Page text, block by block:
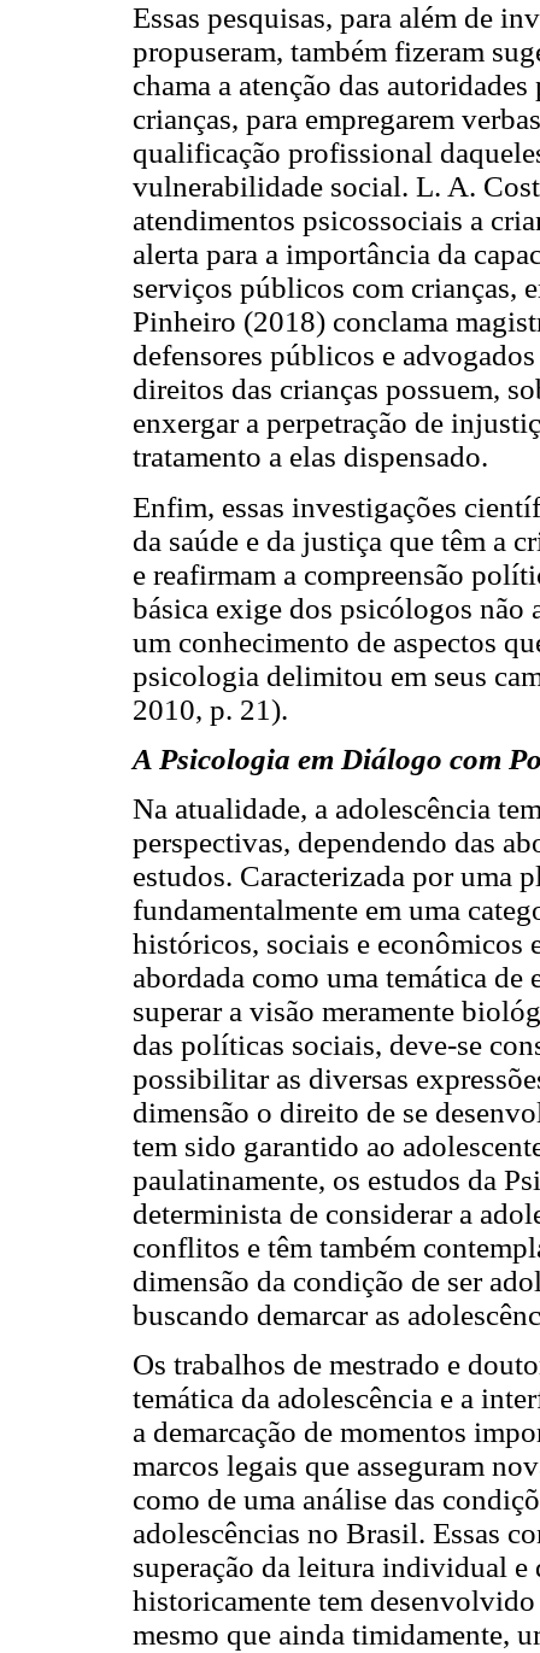
Essas pesquisas, para além de
propuseram, também fizeram
chama a atenção das
crianças, para empregarem
qualificação profissional
vulnerabilidade social. L. A.
atendimentos psicossociais a
alerta para a importância da
serviços públicos com crianças,
Pinheiro (2018) conclama
defensores públicos e
direitos das crianças possuem,
enxergar a perpetração de
tratamento a elas dispensado.
Enfim, essas investigações
da saúde e da justiça que têm a
e reafirmam a compreensão
básica exige dos psicólogos não
um conhecimento de aspectos
psicologia delimitou em seus
2010, p. 21).
A Psicologia em Diálogo com
Na atualidade, a adolescência
perspectivas, dependendo das
estudos. Caracterizada por uma
fundamentalmente em uma
históricos, sociais e econômicos
abordada como uma temática
superar a visão meramente
das políticas sociais, deve-se
possibilitar as diversas
dimensão o direito de se
tem sido garantido ao
paulatinamente, os estudos da
determinista de considerar a
conflitos e têm também
dimensão da condição de ser
buscando demarcar as
Os trabalhos de mestrado e
temática da adolescência e a
a demarcação de momentos
marcos legais que asseguram
como de uma análise das
adolescências no Brasil. Essas
superação da leitura individual
historicamente tem
mesmo que ainda timidamente,